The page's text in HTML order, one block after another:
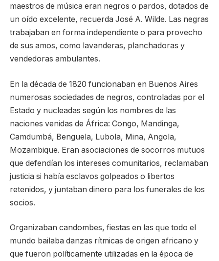
maestros de música eran negros o pardos, dotados de
un oído excelente, recuerda José A. Wilde. Las negras
trabajaban en forma independiente o para provecho
de sus amos, como lavanderas, planchadoras y
vendedoras ambulantes.
En la década de 1820 funcionaban en Buenos Aires
numerosas sociedades de negros, controladas por el
Estado y nucleadas según los nombres de las
naciones venidas de África: Congo, Mandinga,
Camdumbá, Benguela, Lubola, Mina, Angola,
Mozambique. Eran asociaciones de socorros mutuos
que defendían los intereses comunitarios, reclamaban
justicia si había esclavos golpeados o libertos
retenidos, y juntaban dinero para los funerales de los
socios.
Organizaban candombes, fiestas en las que todo el
mundo bailaba danzas rítmicas de origen africano y
que fueron políticamente utilizadas en la época de